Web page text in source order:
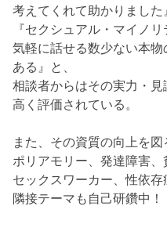
考えてくれて助かりました
『セクシュアル・マイノ
気軽に話せる数少ない本物
ある』と、
相談者からはその実力・見
高く評価されている。
また、その資質の向上を図
ポリアモリー、発達障害、
セックスワーカー、性依
隣接テーマも自己研鑽中！